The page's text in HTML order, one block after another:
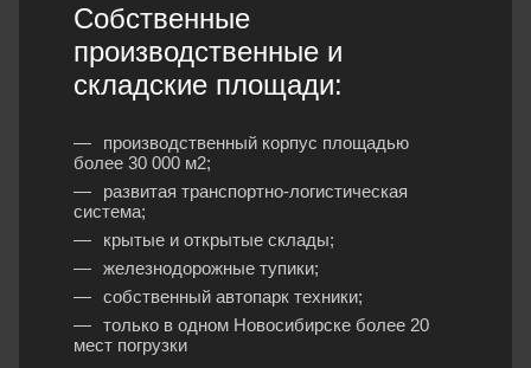
Собственные
производственные и
складские площади:
производственный корпус площадью
более 30 000 м2;
развитая транспортно-логистическая
система;
крытые и открытые склады;
железнодорожные тупики;
собственный автопарк техники;
только в одном Новосибирске более 20
мест погрузки